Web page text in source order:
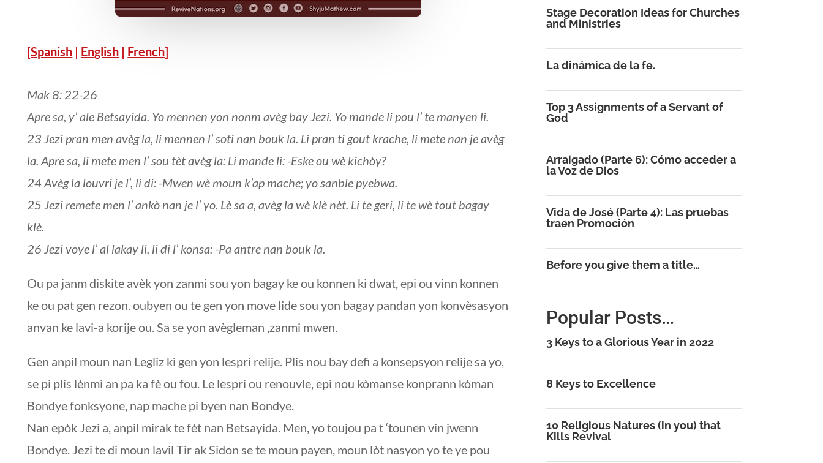
[Spanish | English | French]
Mak 8: 22-26
Apre sa, y’ ale Betsayida. Yo mennen yon nonm avèg bay Jezi. Yo mande li pou l’ te manyen li.
23 Jezi pran men avèg la, li mennen l’ soti nan bouk la. Li pran ti gout krache, li mete nan je avèg
la. Apre sa, li mete men l’ sou tèt avèg la: Li mande li: -Eske ou wè kichòy?
24 Avèg la louvri je l’, li di: -Mwen wè moun k’ap mache; yo sanble pyebwa.
25 Jezi remete men l’ ankò nan je l’ yo. Lè sa a, avèg la wè klè nèt. Li te geri, li te wè tout bagay
klè.
26 Jezi voye l’ al lakay li, li di l’ konsa: -Pa antre nan bouk la.
Ou pa janm diskite avèk yon zanmi sou yon bagay ke ou konnen ki dwat, epi ou vinn konnen
ke ou pat gen rezon. oubyen ou te gen yon move lide sou yon bagay pandan yon konvèsasyon
anvan ke lavi-a korije ou. Sa se yon avègleman ,zanmi mwen.
Gen anpil moun nan Legliz ki gen yon lespri relije. Plis nou bay defi a konsepsyon relije sa yo,
se pi plis lènmi an pa ka fè ou fou. Le lespri ou renouvle, epi nou kòmanse konprann kòman
Bondye fonksyone, nap mache pi byen nan Bondye.
Nan epòk Jezi a, anpil mirak te fèt nan Betsayida. Men, yo toujou pa t ‘tounen vin jwenn
Bondye. Jezi te di moun lavil Tir ak Sidon se te moun payen, moun lòt nasyon yo te ye pou
Stage Decoration Ideas for Churches
and Ministries
La dinámica de la fe.
Top 3 Assignments of a Servant of
God
Arraigado (Parte 6): Cómo acceder a
la Voz de Dios
Vida de José (Parte 4): Las pruebas
traen Promoción
Before you give them a title…
Popular Posts…
3 Keys to a Glorious Year in 2022
8 Keys to Excellence
10 Religious Natures (in you) that
Kills Revival